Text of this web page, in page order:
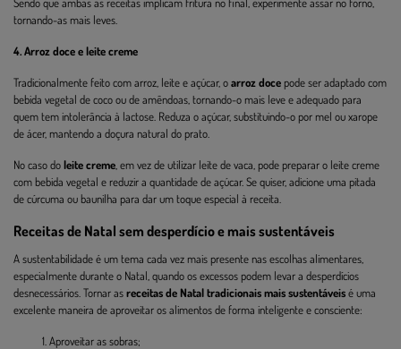
tornando-as mais leves.
4. Arroz doce e leite creme
Tradicionalmente feito com arroz, leite e açúcar, oarroz docepode ser adaptado com
bebida vegetal de coco ou de amêndoas, tornando-o mais leve e adequado para
quem tem intolerância à lactose. Reduza o açúcar, substituindo-o por mel ou xarope
de ácer, mantendo a doçura natural do prato.
No caso doleite creme , em vez de utilizar leite de vaca, pode preparar o leite creme
com bebida vegetal e reduzir a quantidade de açúcar. Se quiser, adicione uma pitada
de cúrcuma ou baunilha para dar um toque especial à receita.
Receitas de Natal sem desperdício e mais sustentáveis
A sustentabilidade é um tema cada vez mais presente nas escolhas alimentares,
especialmente durante o Natal, quando os excessos podem levar a desperdícios
desnecessários. Tornar asreceitas de Natal tradicionais mais sustentáveisé uma
excelente maneira de aproveitar os alimentos de forma inteligente e consciente:
Aproveitar as sobras;